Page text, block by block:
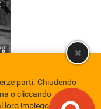
Privacy policy
parti. Chiudendo
o cliccando
impiego in